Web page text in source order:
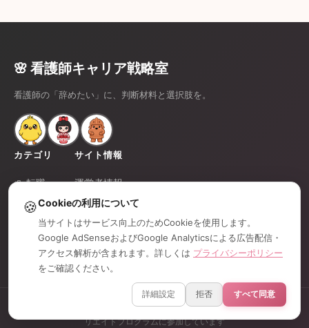
🌸 看護師キャリア戦略室
看護師の「辞めたい」に、判断材料と選択肢を。
カテゴリ
💼 転職
🎁 便利グッズ
💰 副業
サイト情報
運営者情報
プライバシーポリシー
免責事項
お問い合わせ
看護師キャリア戦略室 / 当サイトはGoogle AdSenseおよびアフィ
リエイトプログラムに参加しています
🍪Cookieの利用について
当サイトはサービス向上のためCookieを使用します。
Google AdSenseおよびGoogle Analyticsによる広告配信・
アクセス解析が含まれます。詳しくは プライバシーポリシー
をご確認ください。
詳細設定 拒否 すべて同意